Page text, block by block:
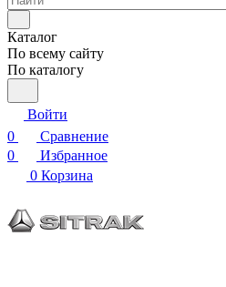
Каталог
По всему сайту
По каталогу
Войти
0
Сравнение
0
Избранное
0 Корзина